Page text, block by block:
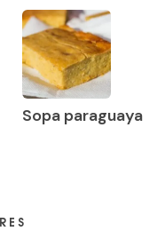
Sopa paraguaya